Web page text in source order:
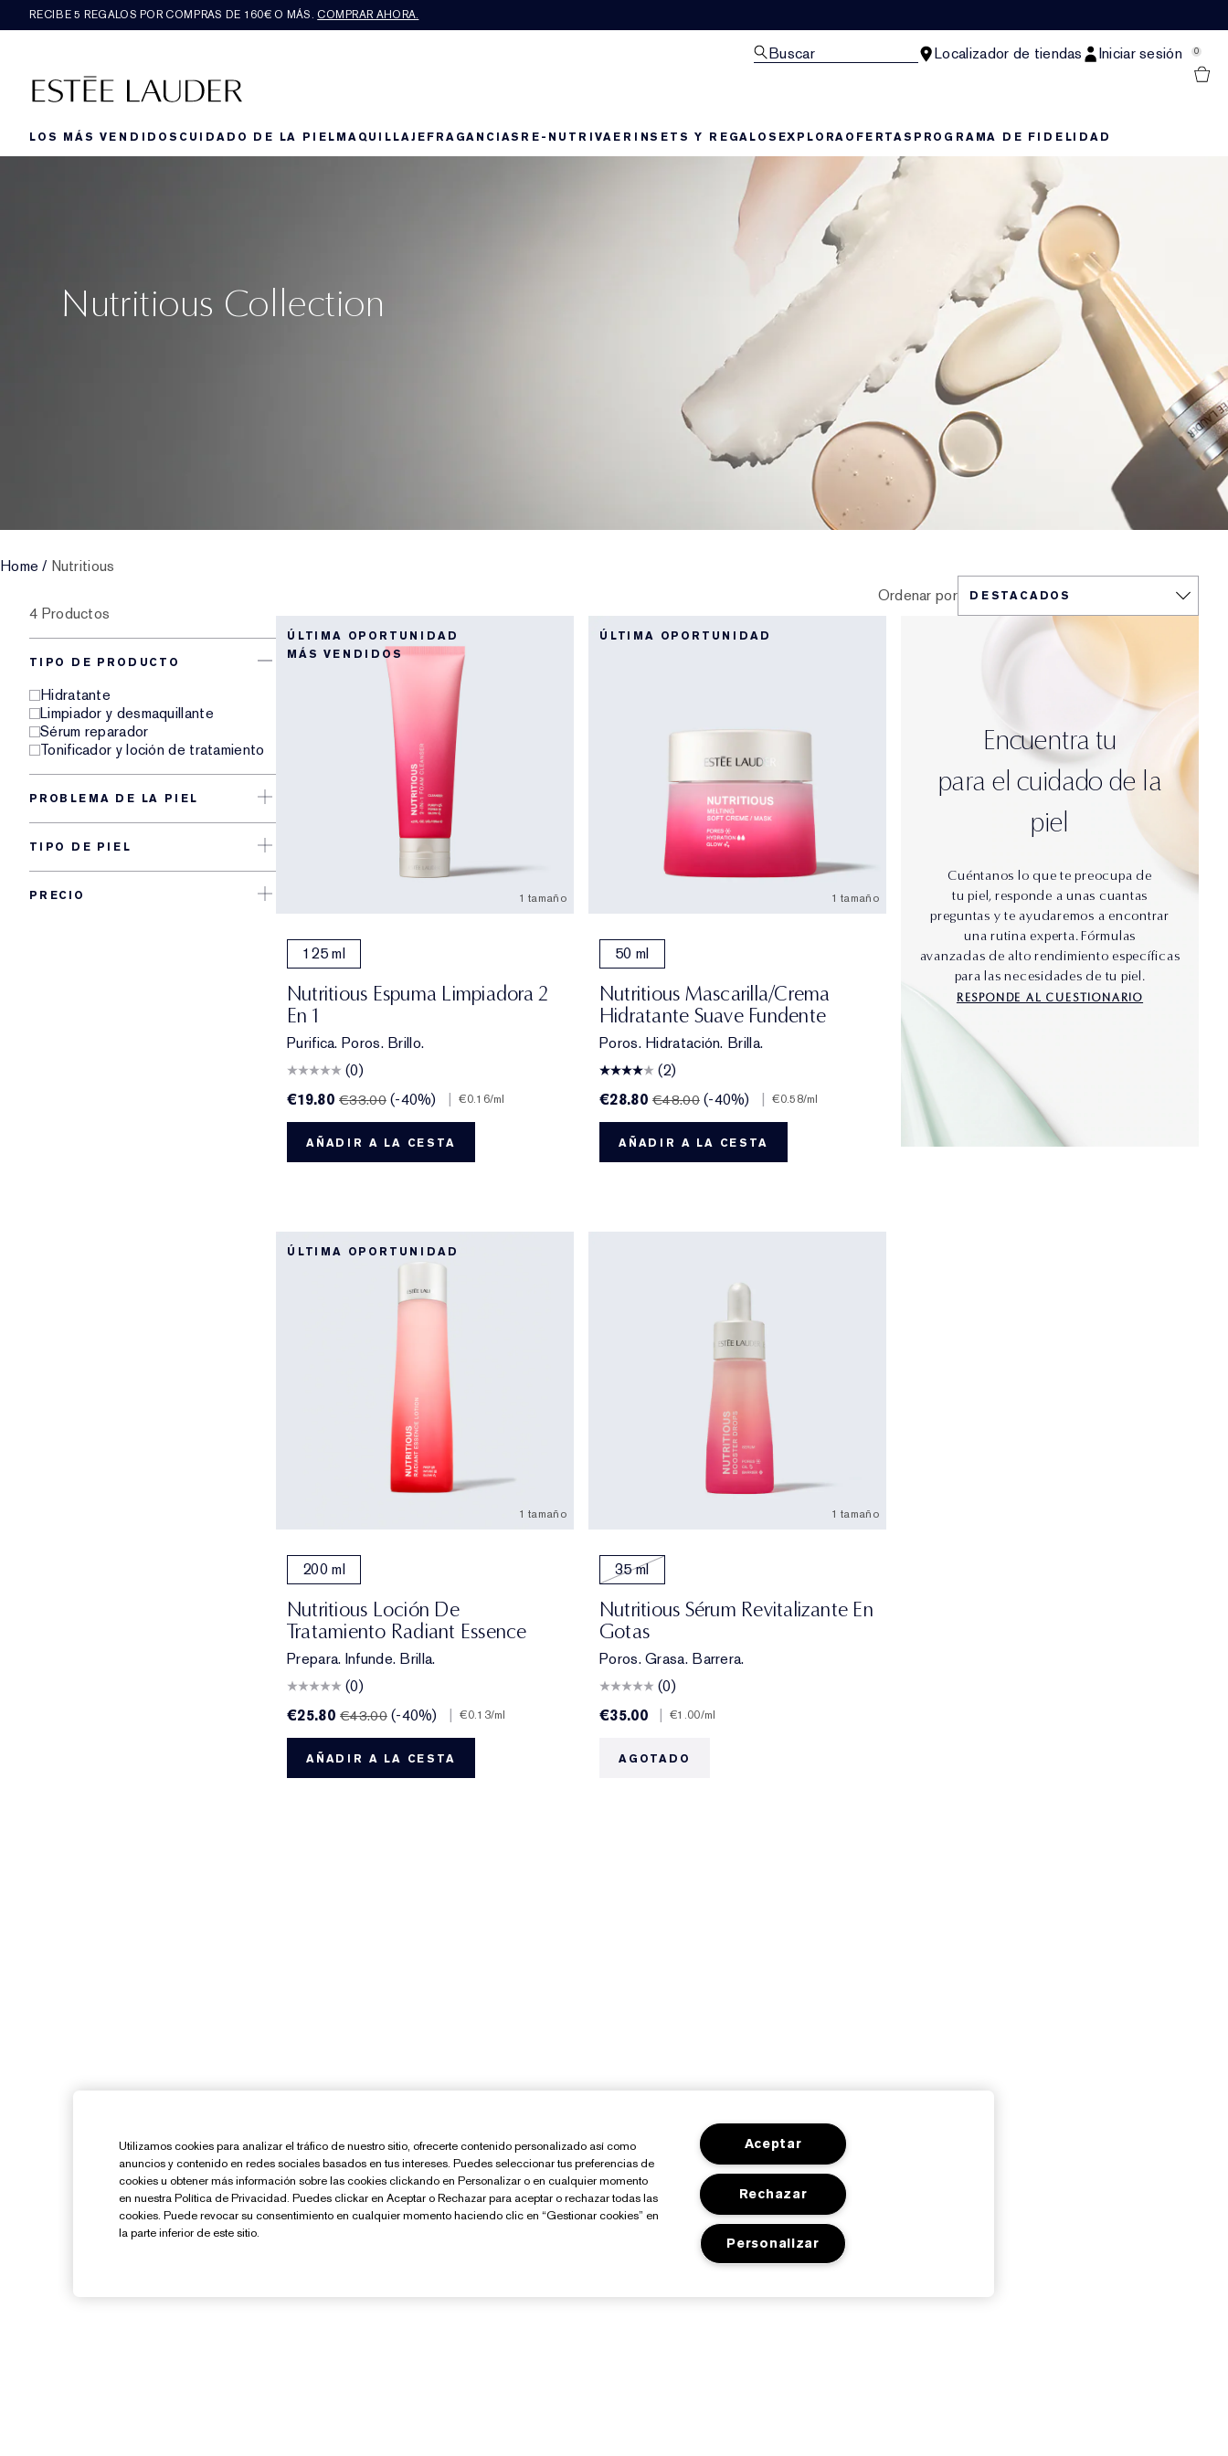
RECIBE 5 REGALOS POR COMPRAS DE 160€ O MÁS. COMPRAR AHORA.
Buscar Localizador de tiendas Iniciar sesión 0
LOS MÁS VENDIDOS CUIDADO DE LA PIELMAQUILLAJEFRAGANCIAS RE-NUTRIVAERINSETS Y REGALOS EXPLORAOFERTAS PROGRAMA DE FIDELIDAD
Nutritious Collection
Home / Nutritious
4 Productos
TIPO DE PRODUCTO
Hidratante
Limpiador y desmaquillante
Sérum reparador
Tonificador y loción de tratamiento
PROBLEMA DE LA PIEL
TIPO DE PIEL
PRECIO
Ordenar por
ÚLTIMA OPORTUNIDAD
MÁS VENDIDOS
1 tamaño
125 ml
Nutritious Espuma Limpiadora 2
En 1
Purifica. Poros. Brillo.
(0)
€19.80€33.00 (-40%) €0.16/ml
AÑADIR A LA CESTA
ÚLTIMA OPORTUNIDAD
1 tamaño
50 ml
Nutritious Mascarilla/Crema
Hidratante Suave Fundente
Poros. Hidratación. Brilla.
(2)
€28.80€48.00 (-40%) €0.58/ml
AÑADIR A LA CESTA
Encuentra tu
para el cuidado de la
piel
Cuéntanos lo que te preocupa de
tu piel, responde a unas cuantas
preguntas y te ayudaremos a encontrar
una rutina experta. Fórmulas
avanzadas de alto rendimiento específicas
para las necesidades de tu piel.
RESPONDE AL CUESTIONARIO
ÚLTIMA OPORTUNIDAD
1 tamaño
200 ml
Nutritious Loción De
Tratamiento Radiant Essence
Prepara. Infunde. Brilla.
(0)
€25.80€43.00 (-40%) €0.13/ml
AÑADIR A LA CESTA
1 tamaño
35 ml
Nutritious Sérum Revitalizante En
Gotas
Poros. Grasa. Barrera.
(0)
€35.00
€1.00/ml
AGOTADO
Utilizamos cookies para analizar el tráfico de nuestro sitio, ofrecerte contenido personalizado así como
anuncios y contenido en redes sociales basados en tus intereses. Puedes seleccionar tus preferencias de
cookies u obtener más información sobre las cookies clickando en Personalizar o en cualquier momento
en nuestra Política de Privacidad. Puedes clickar en Aceptar o Rechazar para aceptar o rechazar todas las
cookies. Puede revocar su consentimiento en cualquier momento haciendo clic en “Gestionar cookies” en
la parte inferior de este sitio.
Aceptar
Rechazar
Personalizar